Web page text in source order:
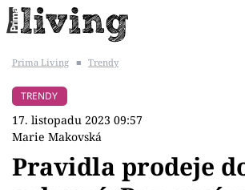
BYDLENÍ SLAVNÝCH
Prima Living ■ Trendy
TRENDY
17. listopadu 2023 09:57
Marie Makovská
Pravidla prodeje